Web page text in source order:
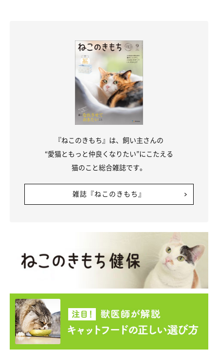
『ねこのきもち』は、飼い主さんの
“愛猫ともっと仲良くなりたい”にこたえる
猫のこと総合雑誌です。
雑誌『ねこのきもち』